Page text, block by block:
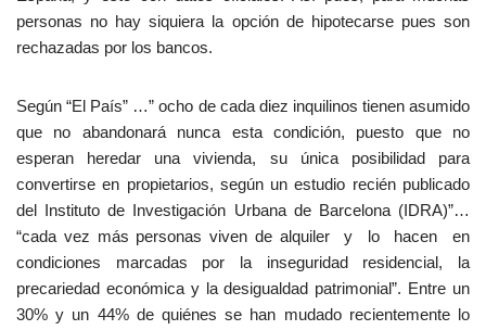
personas no hay siquiera la opción de hipotecarse pues son
rechazadas por los bancos.
Según “El País” …” ocho de cada diez inquilinos tienen asumido
que no abandonará nunca esta condición, puesto que no
esperan heredar una vivienda, su única posibilidad para
convertirse en propietarios, según un estudio recién publicado
del Instituto de Investigación Urbana de Barcelona (IDRA)”…
“cada vez más personas viven de alquiler y lo hacen en
condiciones marcadas por la inseguridad residencial, la
precariedad económica y la desigualdad patrimonial”. Entre un
30% y un 44% de quiénes se han mudado recientemente lo